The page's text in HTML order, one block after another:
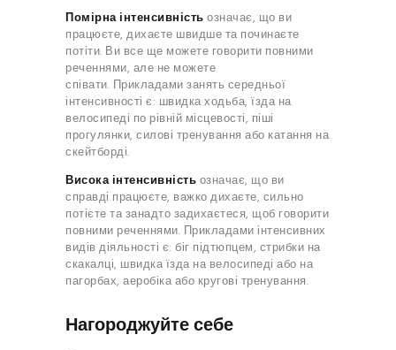
Помірна інтенсивністьозначає, що ви
працюєте, дихаєте швидше та починаєте
потіти. Ви все ще можете говорити повними
реченнями, але не можете
співати. Прикладами занять середньої
інтенсивності є: швидка ходьба, їзда на
велосипеді по рівній місцевості, піші
прогулянки, силові тренування або катання на
скейтборді.
Висока інтенсивністьозначає, що ви
справді працюєте, важко дихаєте, сильно
потієте та занадто задихаєтеся, щоб говорити
повними реченнями. Прикладами інтенсивних
видів діяльності є: біг підтюпцем, стрибки на
скакалці, швидка їзда на велосипеді або на
пагорбах, аеробіка або кругові тренування.
Нагороджуйте себе